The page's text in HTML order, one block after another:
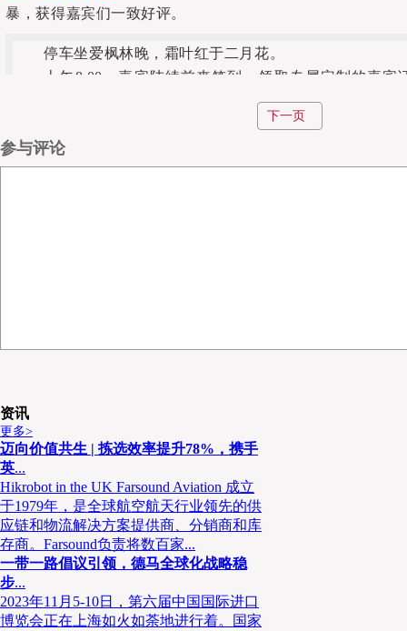
暴，获得嘉宾们一致好评。
停车坐爱枫林晚，霜叶红于二月花。
上午8:00，嘉宾陆续前来签到，领取专属定制的嘉宾
位嘉宾，一时间，上海阿纳迪
海猫猫热情洋溢的话语中，“2020第13届国际食品冷链高
爱枫林晚，霜叶红于二月花。
上午8:00，嘉宾陆续前来签到，领取专属定制的嘉宾
下一页
参与评论
资讯
更多>
迈向价值共生 | 拣选效率提升78%，携手
英...
Hikrobot in the UK Farsound Aviation 成立
于1979年，是全球航空航天行业领先的供
应链和物流解决方案提供商、分销商和库
存商。Farsound负责将数百家...
一带一路倡议引领，德马全球化战略稳
步...
2023年11月5-10日，第六届中国国际进口
博览会正在上海如火如荼地进行着。国家